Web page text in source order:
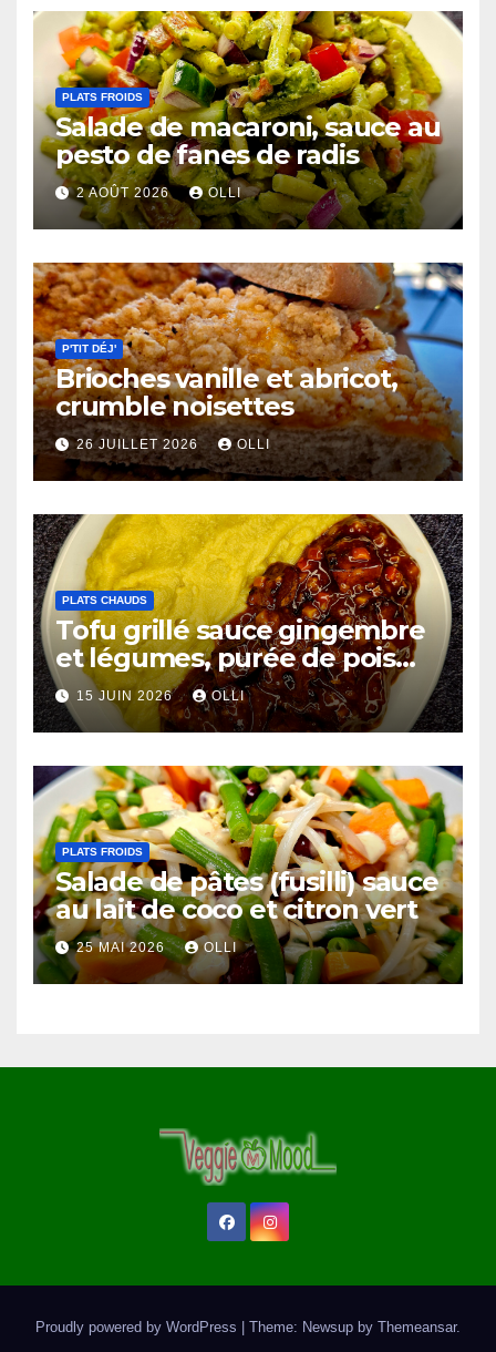
PLATS FROIDS
Salade de macaroni, sauce au
pesto de fanes de radis
2 AOÛT 2026 OLLI
P'TIT DÉJ'
Brioches vanille et abricot,
crumble noisettes
26 JUILLET 2026 OLLI
PLATS CHAUDS
Tofu grillé sauce gingembre
et légumes, purée de pois
chiches et côtes de chou-
fleur au miso
15 JUIN 2026 OLLI
PLATS FROIDS
Salade de pâtes (fusilli) sauce
au lait de coco et citron vert
25 MAI 2026 OLLI
Proudly powered by WordPress Theme: Newsup by Themeansar.